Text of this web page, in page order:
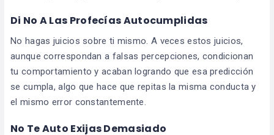
Di No A Las Profecías Autocumplidas
No hagas juicios sobre ti mismo. A veces estos juicios,
aunque correspondan a falsas percepciones, condicionan
tu comportamiento y acaban logrando que esa predicción
se cumpla, algo que hace que repitas la misma conducta y
el mismo error constantemente.
No Te Auto Exijas Demasiado